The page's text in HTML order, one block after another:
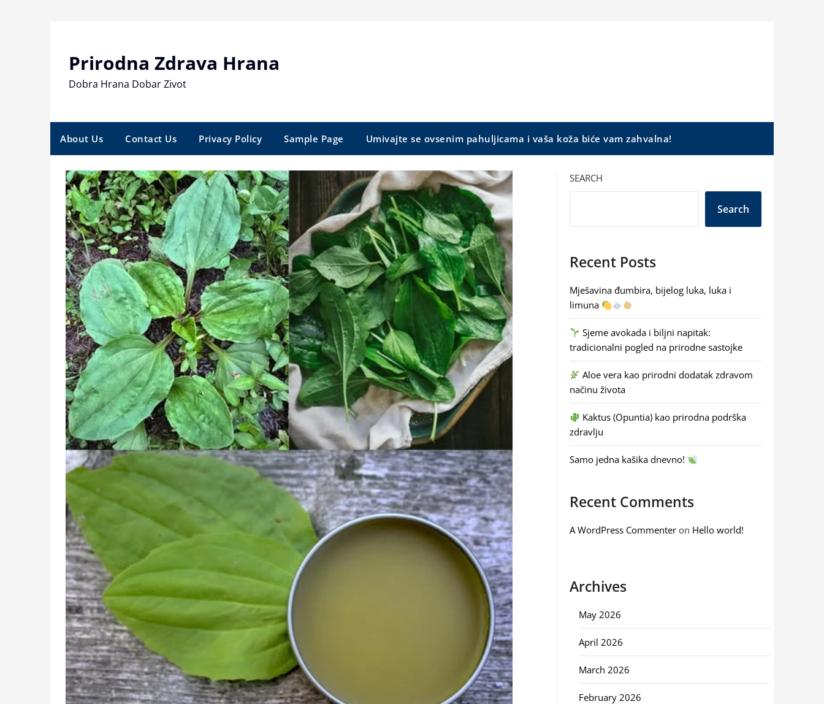
Prirodna Zdrava Hrana
Dobra Hrana Dobar Zivot
About Us Contact Us Privacy Policy Sample Page Umivajte se ovsenim pahuljicama i vaša koža biće vam zahvalna!
SEARCH
Search
Recent Posts
Mješavina đumbira, bijelog luka, luka i
limuna
Sjeme avokada i biljni napitak:
tradicionalni pogled na prirodne sastojke
Aloe vera kao prirodni dodatak zdravom
načinu života
Kaktus (Opuntia) kao prirodna podrška
zdravlju
Samo jedna kašika dnevno!
Recent Comments
A WordPress Commenteron Hello world!
Archives
May 2026
April 2026
March 2026
February 2026